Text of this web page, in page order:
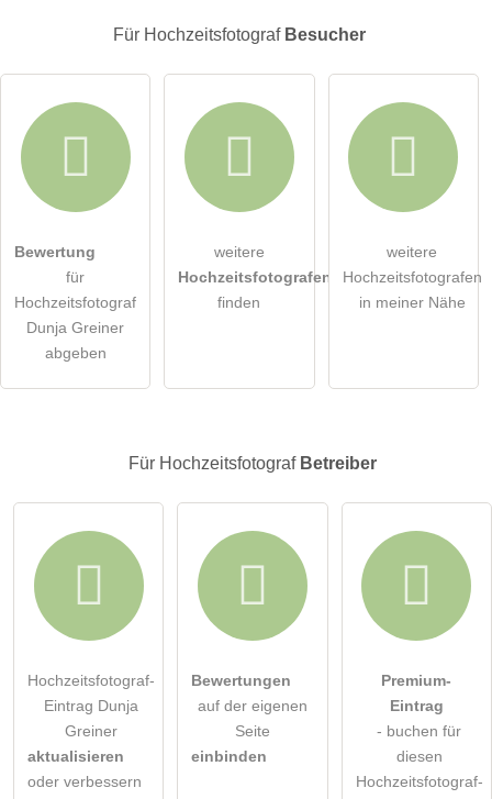
E-Mail-Adresse (wird nicht veröffentlicht)
Hiermit akzeptiere ich die
öffentliche Frage stellen
Klicken Sie hier um eineindividuelle Fragean den
Für Hochzeitsfotograf Besucher
Bewertung
für
Hochzeitsfotograf
Dunja Greiner
abgeben
weitere
Hochzeitsfotografen
finden
weitere
Hochzeitsfotografen
in meiner Nähe
Für Hochzeitsfotograf Betreiber
Hochzeitsfotograf-
Eintrag Dunja
Greiner
aktualisieren
oder verbessern
Bewertungen
auf der eigenen
Seite
einbinden
Premium-
Eintrag
- buchen für
diesen
Hochzeitsfotograf-